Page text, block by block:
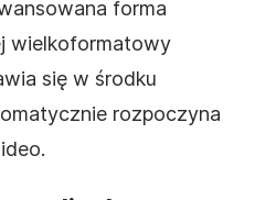
forma
wielkoformatowy
się w środku
rozpoczyna
.